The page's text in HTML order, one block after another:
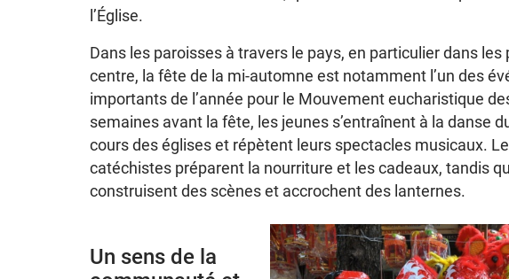
l’Église.
Dans les paroisses à travers le pays, en particulier dans les
centre, la fête de la mi-automne est notamment l’un des
importants de l’année pour le Mouvement eucharistique
semaines avant la fête, les jeunes s’entraînent à la danse
cours des églises et répètent leurs spectacles musicaux.
catéchistes préparent la nourriture et les cadeaux, tandis
construisent des scènes et accrochent des lanternes.
Un sens de la